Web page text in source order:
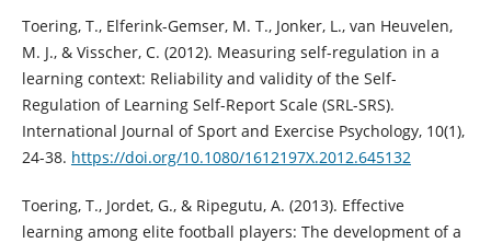
Toering, T., Elferink-Gemser, M. T., Jonker, L., van Heuvelen,
M. J., & Visscher, C. (2012). Measuring self-regulation in a
learning context: Reliability and validity of the Self-
Regulation of Learning Self-Report Scale (SRL-SRS).
International Journal of Sport and Exercise Psychology, 10(1),
24-38. https://doi.org/10.1080/1612197X.2012.645132
Toering, T., Jordet, G., & Ripegutu, A. (2013). Effective
learning among elite football players: The development of a